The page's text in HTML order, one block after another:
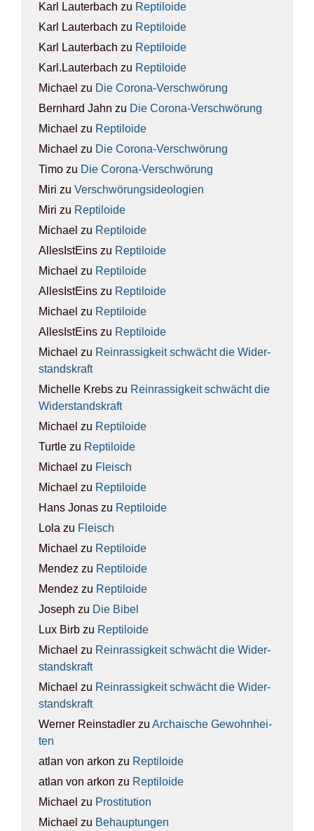
Karl Lauterbach zu Rep­ti­lo­ide
Karl Lauterbach zu Rep­ti­lo­ide
Karl Lauterbach zu Rep­ti­lo­ide
Karl.Lauterbach zu Rep­ti­lo­ide
Michael zu Die Coro­na-Ver­schwö­rung
Bernhard Jahn zu Die Coro­na-Ver­schwö­rung
Michael zu Rep­ti­lo­ide
Michael zu Die Coro­na-Ver­schwö­rung
Timo zu Die Coro­na-Ver­schwö­rung
Miri zu Ver­schwö­rungs­ideo­lo­gien
Miri zu Rep­ti­lo­ide
Michael zu Rep­ti­lo­ide
AllesIstEins zu Rep­ti­lo­ide
Michael zu Rep­ti­lo­ide
AllesIstEins zu Rep­ti­lo­ide
Michael zu Rep­ti­lo­ide
AllesIstEins zu Rep­ti­lo­ide
Michael zu Rein­ras­sig­keit schwächt die Wider­
stands­kraft
Michelle Krebs zu Rein­ras­sig­keit schwächt die
Wider­stands­kraft
Michael zu Rep­ti­lo­ide
Turtle zu Rep­ti­lo­ide
Michael zu Fleisch
Michael zu Rep­ti­lo­ide
Hans Jonas zu Rep­ti­lo­ide
Lola zu Fleisch
Michael zu Rep­ti­lo­ide
Mendez zu Rep­ti­lo­ide
Mendez zu Rep­ti­lo­ide
Joseph zu Die Bibel
Lux Birb zu Rep­ti­lo­ide
Michael zu Rein­ras­sig­keit schwächt die Wider­
stands­kraft
Michael zu Rein­ras­sig­keit schwächt die Wider­
stands­kraft
Werner Reinstadler zu Archai­sche Gewohn­hei­
ten
atlan von arkon zu Rep­ti­lo­ide
atlan von arkon zu Rep­ti­lo­ide
Michael zu Pro­sti­tu­ti­on
Michael zu Behaup­tun­gen